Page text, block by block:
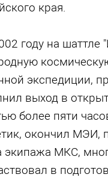
края.
году на шаттле
экспедиции,
выход в
более пяти
окончил МЭИ,
экипажа МКС,
в